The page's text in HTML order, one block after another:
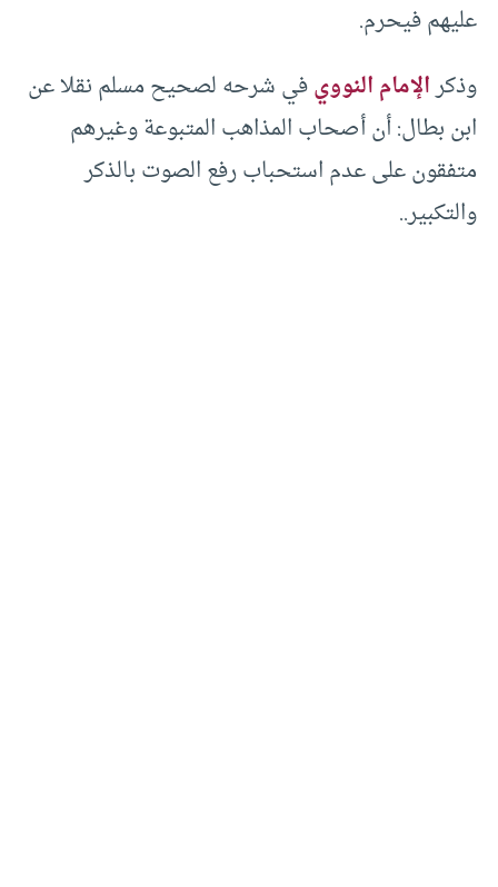
عليهم فيحرم.
وذكرالإمام النوويفي شرحه لصحيح مسلم نقلا عن
ابن بطال: أن أصحاب المذاهب المتبوعة وغيرهم
متفقون على عدم استحباب رفع الصوت بالذكر
والتكبير..